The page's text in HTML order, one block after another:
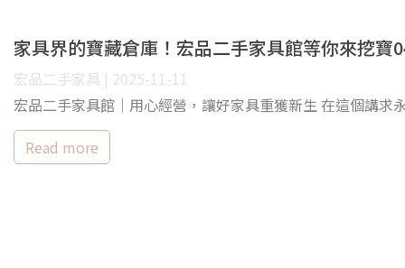
家具界的寶藏倉庫！宏品二手家具館等你來挖寶
宏品二手家具 | 2025-11-11
宏品二手家具館｜用心經營，讓好家具重獲新生 在這個講
Read more